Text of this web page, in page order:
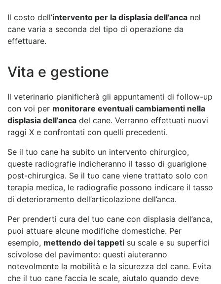
Il costo dell’intervento per la displasia dell’anca nel
cane varia a seconda del tipo di operazione da
effettuare.
Vita e gestione
Il veterinario pianificherà gli appuntamenti di follow-up
con voi per monitorare eventuali cambiamenti nella
displasia dell’anca del cane. Verranno effettuati nuovi
raggi X e confrontati con quelli precedenti.
Se il tuo cane ha subito un intervento chirurgico,
queste radiografie indicheranno il tasso di guarigione
post-chirurgica. Se il tuo cane viene trattato solo con
terapia medica, le radiografie possono indicare il tasso
di deterioramento dell’articolazione dell’anca.
Per prenderti cura del tuo cane con displasia dell’anca,
puoi attuare alcune modifiche domestiche. Per
esempio, mettendo dei tappeti su scale e su superfici
scivolose del pavimento: questi aiuteranno
notevolmente la mobilità e la sicurezza del cane. Evita
che il tuo cane faccia le scale, aiutalo quando deve